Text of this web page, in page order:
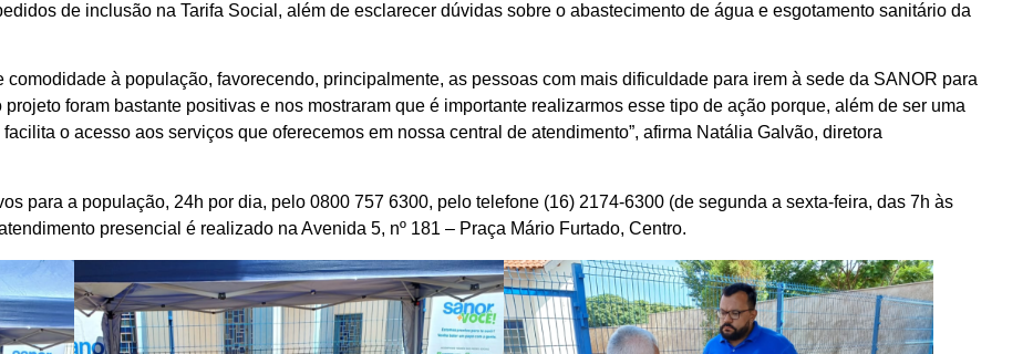
de inclusão na Tarifa Social, além de esclarecer dúvidas sobre o abastecimento de água e esgotamento sanitário da
à população, favorecendo, principalmente, as pessoas com mais dificuldade para irem à sede da SANOR para
foram bastante positivas e nos mostraram que é importante realizarmos esse tipo de ação porque, além de ser uma
o acesso aos serviços que oferecemos em nossa central de atendimento”, afirma Natália Galvão, diretora
para a população, 24h por dia, pelo 0800 757 6300, pelo telefone (16) 2174-6300 (de segunda a sexta-feira, das 7h às
presencial é realizado na Avenida 5, nº 181 – Praça Mário Furtado, Centro.